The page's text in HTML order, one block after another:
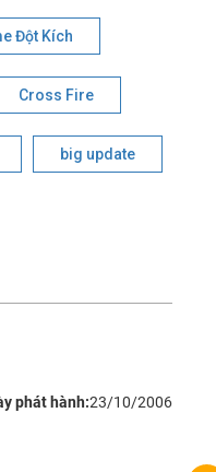
Đột Kích
Cross Fire
big update
phát hành:23/10/2006